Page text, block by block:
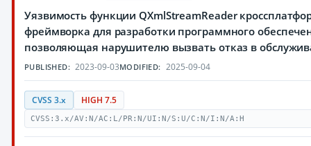
Уязвимость функции QXmlStreamReader
фреймворка для разработки программного
позволяющая нарушителю вызвать отказ в
PUBLISHED: 2023-09-03MODIFIED: 2025-09-04
CVSS 3.x HIGH 7.5
CVSS:3.x/AV:N/AC:L/PR:N/UI:N/S:U/C:N/I:N/A:H